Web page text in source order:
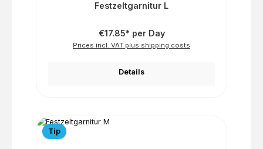
Festzeltgarnitur L
€17.85* per Day
Prices incl. VAT plus shipping costs
Details
Tip